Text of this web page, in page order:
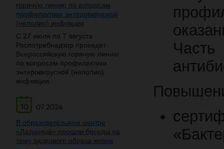
горячую линию по вопросам
профилактики энтеровирусной
(неполио) инфекции
С 27 июля по 7 августа
Роспотребнадзор проведет
Всероссийскую горячую линию
по вопросам профилактики
энтеровирусной (неполио)
инфекции.
10
07.2026
В образовательном центре
«Лазурный» прошли беседы на
тему здорового образа жизни
Часть